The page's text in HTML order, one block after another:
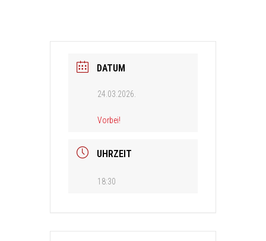
DATUM
24.03.2026.
Vorbei!
UHRZEIT
18:30